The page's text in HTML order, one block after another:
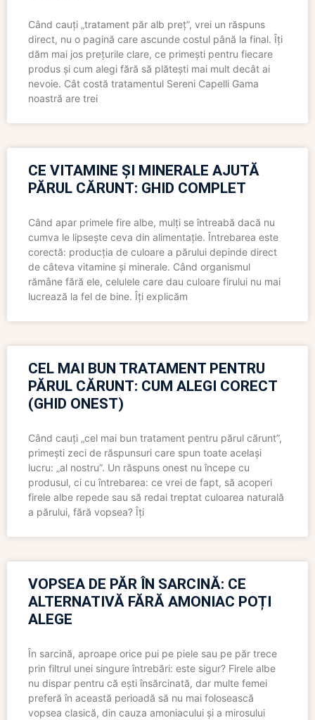
Când cauți „tratament păr alb preț”, vrei un răspuns
direct, nu o pagină care ascunde costul până la final. Îți
dăm mai jos prețurile clare, ce primești pentru fiecare
produs și cum alegi fără să plătești mai mult decât ai
nevoie. Cât costă tratamentul Sereni Capelli Gama
noastră are trei
CE VITAMINE ȘI MINERALE AJUTĂ
PĂRUL CĂRUNT: GHID COMPLET
Când apar primele fire albe, mulți se întreabă dacă nu
cumva le lipsește ceva din alimentație. Întrebarea este
corectă: producția de culoare a părului depinde direct
de câteva vitamine și minerale. Când organismul
rămâne fără ele, celulele care dau culoare firului nu mai
lucrează la fel de bine. Îți explicăm
CEL MAI BUN TRATAMENT PENTRU
PĂRUL CĂRUNT: CUM ALEGI CORECT
(GHID ONEST)
Când cauți „cel mai bun tratament pentru părul cărunt”,
primești zeci de răspunsuri care spun toate același
lucru: „al nostru”. Un răspuns onest nu începe cu
produsul, ci cu întrebarea: ce vrei de fapt, să acoperi
firele albe repede sau să redai treptat culoarea naturală
a părului, fără vopsea? Îți
VOPSEA DE PĂR ÎN SARCINĂ: CE
ALTERNATIVĂ FĂRĂ AMONIAC POȚI
ALEGE
În sarcină, aproape orice pui pe piele sau pe păr trece
prin filtrul unei singure întrebări: este sigur? Firele albe
nu dispar pentru că ești însărcinată, dar multe femei
preferă în această perioadă să nu mai folosească
vopsea clasică, din cauza amoniacului și a mirosului